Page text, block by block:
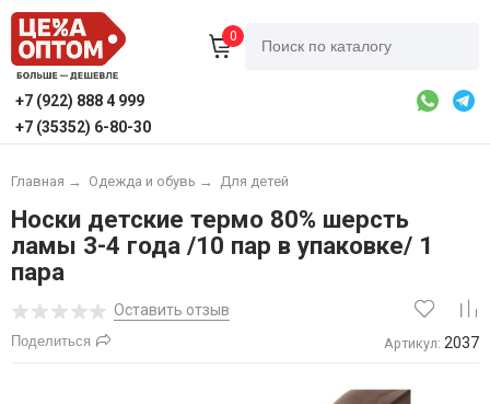
0
+7 (922) 888 4 999
+7 (35352) 6-80-30
Главная → Одежда и обувь → Для детей
Носки детские термо 80% шерсть
ламы 3-4 года /10 пар в упаковке/ 1
пара
Оставить отзыв
Поделиться Артикул: 2037